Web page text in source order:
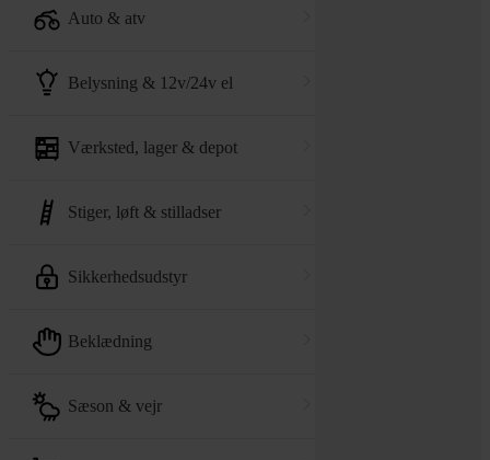
auto & atv
belysning & 12v/24v el
værksted, lager & depot
stiger, løft & stilladser
sikkerhedsudstyr
beklædning
sæson & vejr